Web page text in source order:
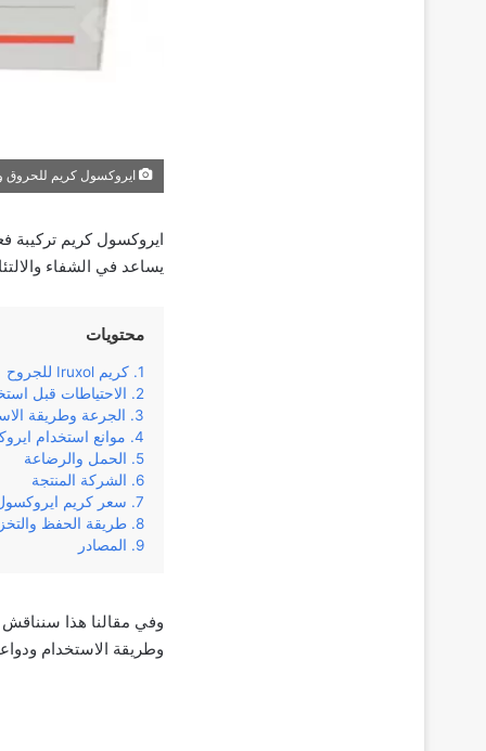
ايروكسول كريم للحروق
ايروكسول كريم تركيبة
يساعد في الشفاء
محتويات
كريم Iruxol للجروح
الاحتياطات قبل
الجرعة وطريقة
موانع استخدام
الحمل والرضاعة
الشركة المنتجة
سعر كريم
طريقة الحفظ
المصادر
‌وطريقة‌ ‌الاستخدام‌